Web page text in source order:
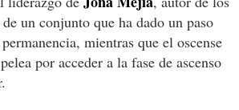
un conjunto que ha dado un paso
mientras que el oscense
por acceder a la fase de ascenso